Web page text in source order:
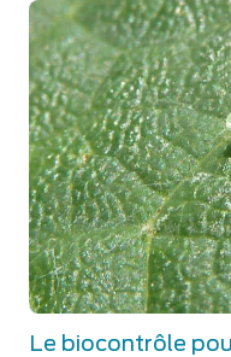
Le biocontrôle